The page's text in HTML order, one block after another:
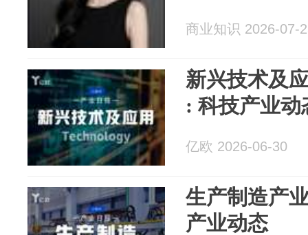
商业知识 2026-07-
新兴技术及
: 科技产业动
亿欧 2026-06-30
生产制造产
产业动态